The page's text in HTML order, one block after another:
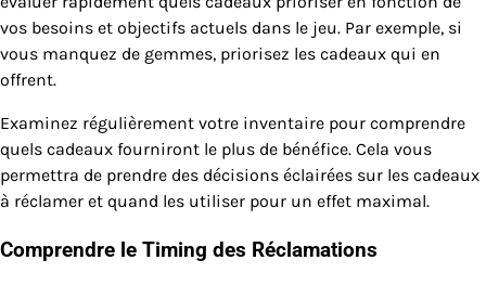
vos besoins et objectifs actuels dans le jeu. Par exemple, si
vous manquez de gemmes, priorisez les cadeaux qui en
offrent.
Examinez régulièrement votre inventaire pour comprendre
quels cadeaux fourniront le plus de bénéfice. Cela vous
permettra de prendre des décisions éclairées sur les cadeaux
à réclamer et quand les utiliser pour un effet maximal.
Comprendre le Timing des Réclamations